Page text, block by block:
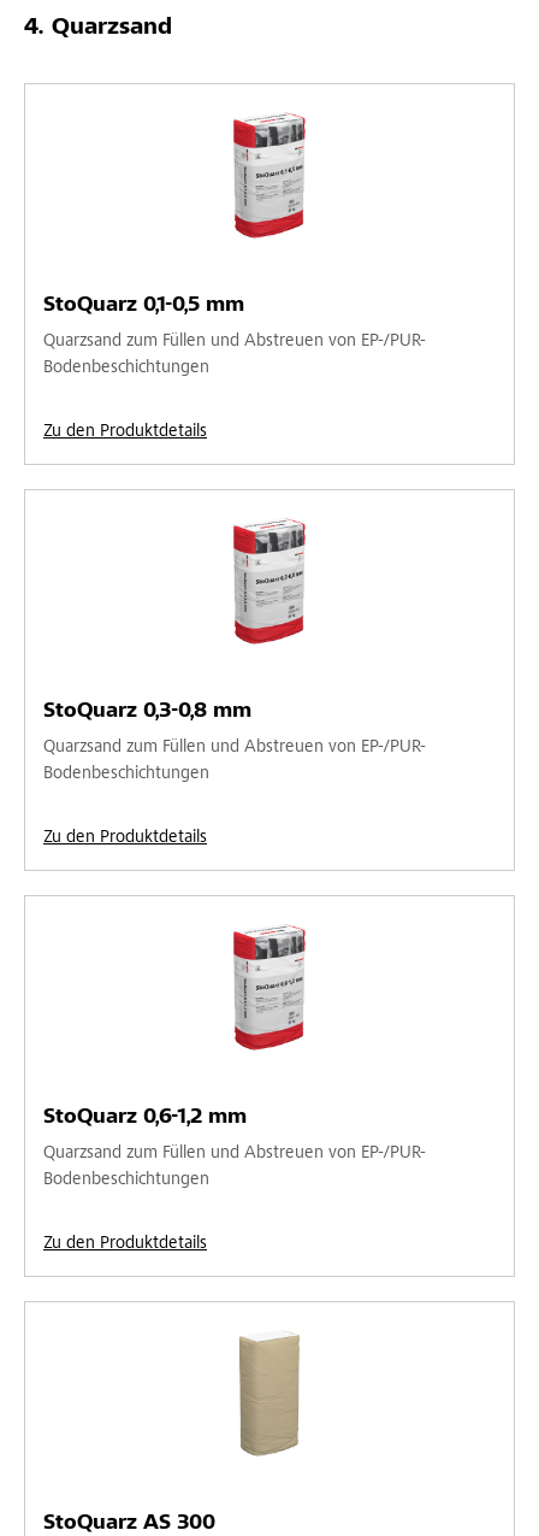
Quarzsand
StoQuarz 0,1-0,5 mm
Quarzsand zum Füllen und Abstreuen von EP-/PUR-
Bodenbeschichtungen
Zu den Produktdetails
StoQuarz 0,3-0,8 mm
Quarzsand zum Füllen und Abstreuen von EP-/PUR-
Bodenbeschichtungen
Zu den Produktdetails
StoQuarz 0,6-1,2 mm
Quarzsand zum Füllen und Abstreuen von EP-/PUR-
Bodenbeschichtungen
Zu den Produktdetails
StoQuarz AS 300